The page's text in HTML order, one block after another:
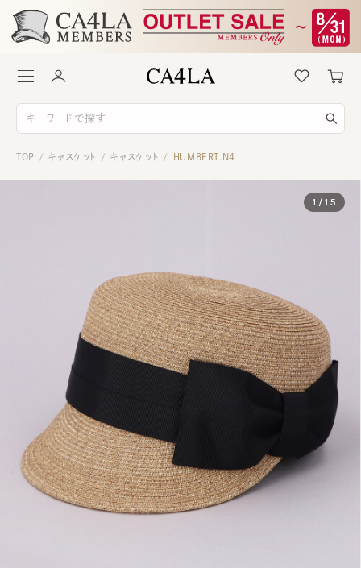
TOP / キャスケット / キャスケット / HUMBERT.N4
1 / 15